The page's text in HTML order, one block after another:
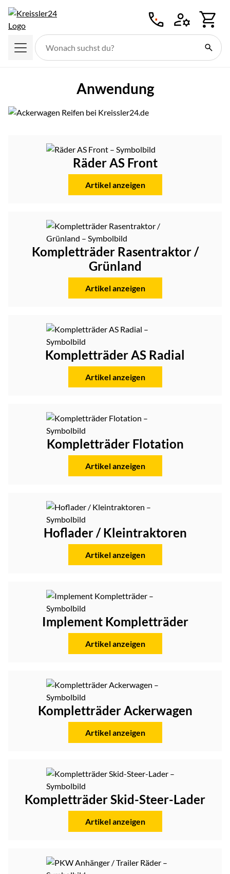
Anwendung
Räder AS Front
Artikel anzeigen
Kompletträder Rasentraktor /
Grünland
Artikel anzeigen
Kompletträder AS Radial
Artikel anzeigen
Kompletträder Flotation
Artikel anzeigen
Hoflader / Kleintraktoren
Artikel anzeigen
Implement Kompletträder
Artikel anzeigen
Kompletträder Ackerwagen
Artikel anzeigen
Kompletträder Skid-Steer-Lader
Artikel anzeigen